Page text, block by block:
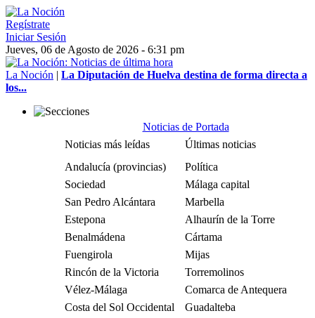
Regístrate
Iniciar Sesión
Jueves, 06 de Agosto de 2026 - 6:31 pm
La Noción | La Diputación de Huelva destina de forma directa a
los...
Noticias de Portada
Noticias más leídas
Últimas noticias
Andalucía (provincias)
Política
Sociedad
Málaga capital
San Pedro Alcántara
Marbella
Estepona
Alhaurín de la Torre
Benalmádena
Cártama
Fuengirola
Mijas
Rincón de la Victoria
Torremolinos
Vélez-Málaga
Comarca de Antequera
Costa del Sol Occidental
Guadalteba